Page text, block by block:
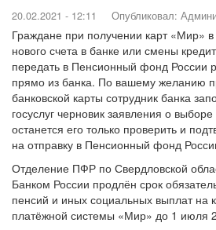
20.02.2021 - 12:11 Опубликовал:
Граждане при получении карт «Мир» в
нового счета в банке или смены
передать в Пенсионный фонд России
прямо из банка. По вашему желанию
банковской карты сотрудник банка
госуслуг черновик заявления о
останется его только проверить и
на отправку в Пенсионный фонд
Отделение ПФР по Свердловской
Банком России продлён срок
пенсий и иных социальных выплат на
платёжной системы «Мир» до 1 июля